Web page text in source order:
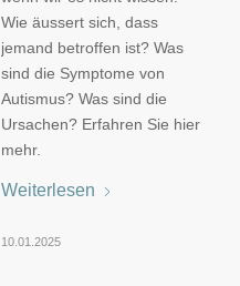
Wie äussert sich, dass
jemand betroffen ist? Was
sind die Symptome von
Autismus? Was sind die
Ursachen? Erfahren Sie hier
mehr.
Weiterlesen
10.01.2025